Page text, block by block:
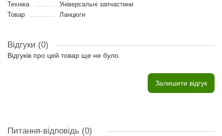
Техніка
Універсальні запчастини
Товар
Ланцюги
Відгуки (0)
Відгуків про цей товар ще не було.
Залишити відгук
Питання-відповідь (0)